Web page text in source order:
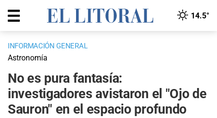
14.5°
INFORMACIÓN GENERAL
Astronomía
No es pura fantasía:
investigadores avistaron el "Ojo de
Sauron" en el espacio profundo